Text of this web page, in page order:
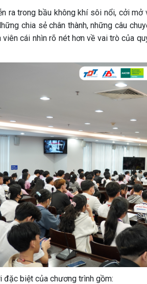
ra trong bầu không khí sôi nổi, cởi
chia sẻ chân thành, những câu
cái nhìn rõ nét hơn về vai trò của
đặc biệt của chương trình gồm: